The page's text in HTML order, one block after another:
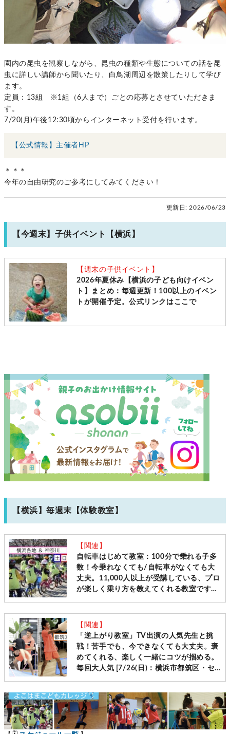
園内の昆虫を観察しながら、昆虫の種類や生態についての話を昆
虫に詳しい講師から聞いたり、白鳥湖周辺を散策したりして学び
ます。
定員：13組 ※1組（6人まで）ごとの応募とさせていただきま
す。
7/20(月)午後12:30頃からインターネット受付を行います。
【公式情報】主催者HP
＊＊＊
今年の自由研究のご参考にしてみてください！
更新日: 2026/06/23
【今週末】子供イベント【横浜】
【週末の子供イベント】
2026年夏休み【横浜の子ども向けイベン
ト】まとめ：毎週更新！100以上のイベン
トが開催予定。公式リンクはここで
【横浜】毎週末【体験教室】
【関連】
自転車はじめて教室：100分で乗れる子多
数！今乗れなくても/自転車がなくても大
丈夫。11,000人以上が受講している、プロ
が楽しく乗り方を教えてくれる教室です
［毎週土日＠横浜・神奈川10会場 先着受
付］
【関連】
「逆上がり教室」TV出演の人気先生と挑
戦！苦手でも、今できなくても大丈夫。褒
めてくれる、楽しく一緒にコツが掴める。
毎回大人気 [7/26(日)：横浜市都筑区・セ
ンター南]